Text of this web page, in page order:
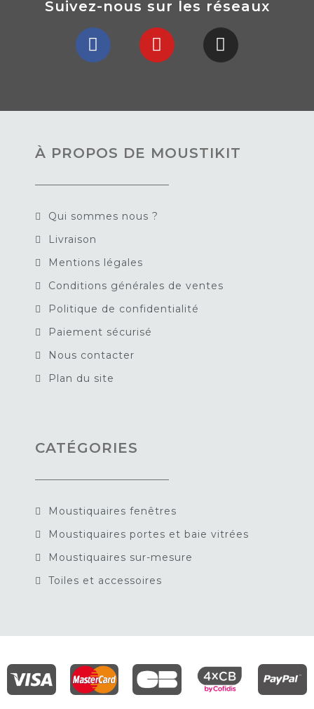
Suivez-nous sur les réseaux
À PROPOS DE MOUSTIKIT
Qui sommes nous ?
Livraison
Mentions légales
Conditions générales de ventes
Politique de confidentialité
Paiement sécurisé
Nous contacter
Plan du site
CATÉGORIES
Moustiquaires fenêtres
Moustiquaires portes et baie vitrées
Moustiquaires sur-mesure
Toiles et accessoires